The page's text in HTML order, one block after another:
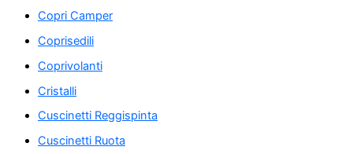
Copri Camper
Coprisedili
Coprivolanti
Cristalli
Cuscinetti Reggispinta
Cuscinetti Ruota